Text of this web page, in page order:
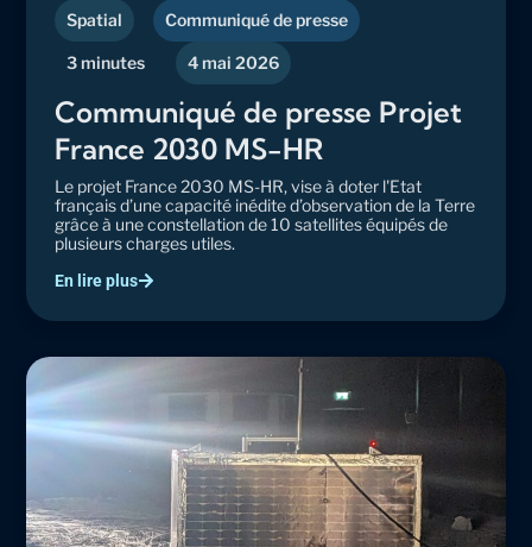
Spatial Communiqué de presse
3 minutes 4 mai 2026
Communiqué de presse Projet
France 2030 MS-HR
Le projet France 2030 MS-HR, vise à doter l'Etat
français d’une capacité inédite d’observation de la Terre
grâce à une constellation de 10 satellites équipés de
plusieurs charges utiles.
En lire plus